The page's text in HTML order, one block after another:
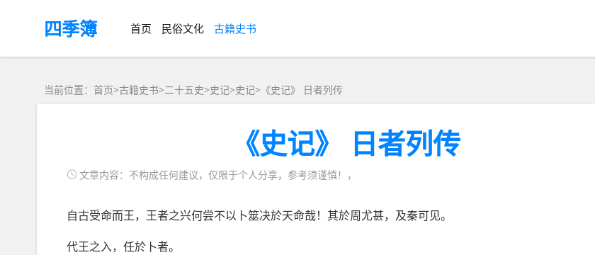
四季簿 首页 民俗文化 古籍史书
当前位置：首页>古籍史书>二十五史>史记>史记> 《史记》 日者列传
《史记》 日者列传
文章内容：不构成任何建议，仅限于个人分享，参考须谨慎！，
自古受命而王，王者之兴何尝不以卜筮决於天命哉！其於周尤甚，及秦可见。
代王之入，任於卜者。